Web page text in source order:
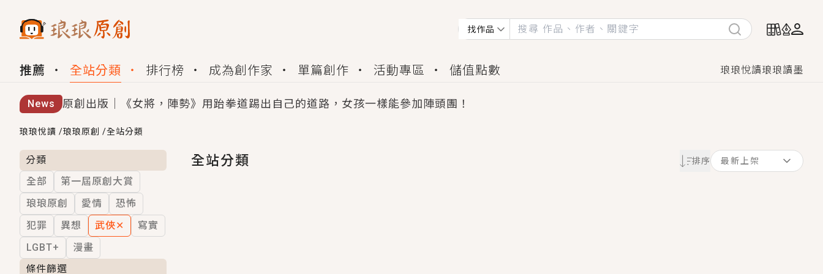
找作品
推薦 全站分類 排行榜 成為創作家 單篇創作 活動專區 儲值點數 琅琅悅讀琅琅讀墨
News 原創出版｜《女將，陣勢》用跆拳道踢出自己的道路，女孩一樣能參加陣頭團！
創,作家招募｜華文小說創作首選！有機會獲得豐富廣宣資源、專屬服務與獨享福利！
小編心動書單｜《離婚你提的，二婚嫁大佬，你哭什麼？》追妻火葬場！前夫失憶移情別戀，她頭也不回找新歡，他居然還後悔了？
GL｜《夏日與檸檬與重疊世界》炎熱的夏日、檸檬的香氣、互相愛慕的兩位少女，今夏最推純愛GL漫畫！
BL｜《費洛蒙中毒》救命！特殊費洛蒙體質世界觀，無法抗拒的吸引力，已中毒Σ>―(〃°ω°〃)♡→
OMG你嚇到我了｜《陰陽鬼店》上班族買了房子模型，但現實中買下的竟是屬於他的停屍櫃？！
言情｜《國語推行員》每個人心中都有一個連自己也無法改變的永恆， 他的一生將不由自主追逐著她……
琅琅悅讀 /琅琅原創 /全站分類
分類
全部
第一屆原創大賞
琅琅原創
愛情
恐怖
犯罪
異想 武俠✕
寫實
LGBT+
漫畫
條件篩選
全站分類 排序 最新上架